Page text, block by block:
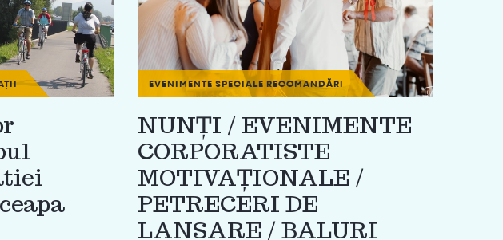
EVENIMENTE SPECIALE RECOMANDĂRI
NUNȚI / EVENIMENTE
CORPORATISTE
MOTIVAȚIONALE /
PETRECERI DE
LANSARE / BALURI